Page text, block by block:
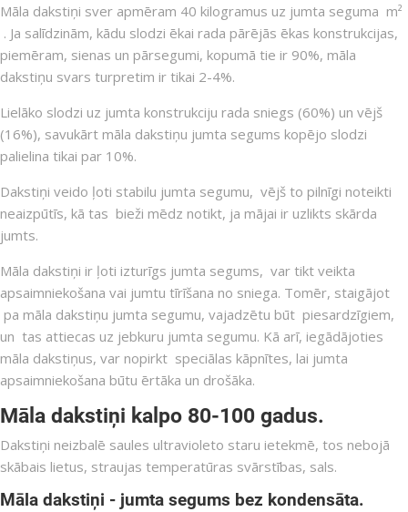
Māla dakstiņi sver apmēram 40 kilogramus uz jumta seguma m²
. Ja salīdzinām, kādu slodzi ēkai rada pārējās ēkas konstrukcijas,
piemēram, sienas un pārsegumi, kopumā tie ir 90%, māla
dakstiņu svars turpretim ir tikai 2-4%.
Lielāko slodzi uz jumta konstrukciju rada sniegs (60%) un vējš
(16%), savukārt māla dakstiņu jumta segums kopējo slodzi
palielina tikai par 10%.
Dakstiņi veido ļoti stabilu jumta segumu, vējš to pilnīgi noteikti
neaizpūtīs, kā tas bieži mēdz notikt, ja mājai ir uzlikts skārda
jumts.
Māla dakstiņi ir ļoti izturīgs jumta segums, var tikt veikta
apsaimniekošana vai jumtu tīrīšana no sniega. Tomēr, staigājot
pa māla dakstiņu jumta segumu, vajadzētu būt piesardzīgiem,
un tas attiecas uz jebkuru jumta segumu. Kā arī, iegādājoties
māla dakstiņus, var nopirkt speciālas kāpnītes, lai jumta
apsaimniekošana būtu ērtāka un drošāka.
Māla dakstiņi kalpo 80-100 gadus.
Dakstiņi neizbalē saules ultravioleto staru ietekmē, tos nebojā
skābais lietus, straujas temperatūras svārstības, sals.
Māla dakstiņi - jumta segums bez kondensāta.